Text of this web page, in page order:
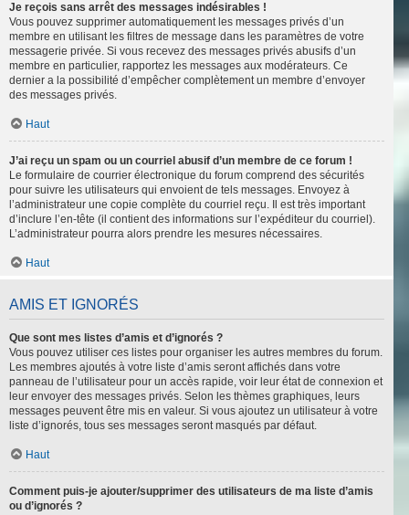
Je reçois sans arrêt des messages indésirables !
Vous pouvez supprimer automatiquement les messages privés d’un
membre en utilisant les filtres de message dans les paramètres de votre
messagerie privée. Si vous recevez des messages privés abusifs d’un
membre en particulier, rapportez les messages aux modérateurs. Ce
dernier a la possibilité d’empêcher complètement un membre d’envoyer
des messages privés.
Haut
J’ai reçu un spam ou un courriel abusif d’un membre de ce forum !
Le formulaire de courrier électronique du forum comprend des sécurités
pour suivre les utilisateurs qui envoient de tels messages. Envoyez à
l’administrateur une copie complète du courriel reçu. Il est très important
d’inclure l’en-tête (il contient des informations sur l’expéditeur du courriel).
L’administrateur pourra alors prendre les mesures nécessaires.
Haut
AMIS ET IGNORÉS
Que sont mes listes d’amis et d’ignorés ?
Vous pouvez utiliser ces listes pour organiser les autres membres du forum.
Les membres ajoutés à votre liste d’amis seront affichés dans votre
panneau de l’utilisateur pour un accès rapide, voir leur état de connexion et
leur envoyer des messages privés. Selon les thèmes graphiques, leurs
messages peuvent être mis en valeur. Si vous ajoutez un utilisateur à votre
liste d’ignorés, tous ses messages seront masqués par défaut.
Haut
Comment puis-je ajouter/supprimer des utilisateurs de ma liste d’amis
ou d’ignorés ?